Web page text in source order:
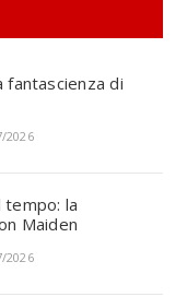
fantascienza di
2026
tempo: la
Maiden
2026